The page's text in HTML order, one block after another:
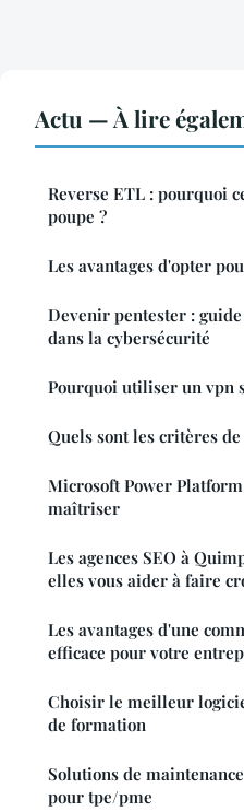
Actu — À lire
Reverse ETL : pourquoi
poupe ?
Les avantages d'opter
Devenir pentester :
dans la cybersécurité
Pourquoi utiliser un vpn
Quels sont les critères
Microsoft Power
maîtriser
Les agences SEO à
elles vous aider à faire
Les avantages d'une
efficace pour votre
Choisir le meilleur
de formation
Solutions de
pour tpe/pme